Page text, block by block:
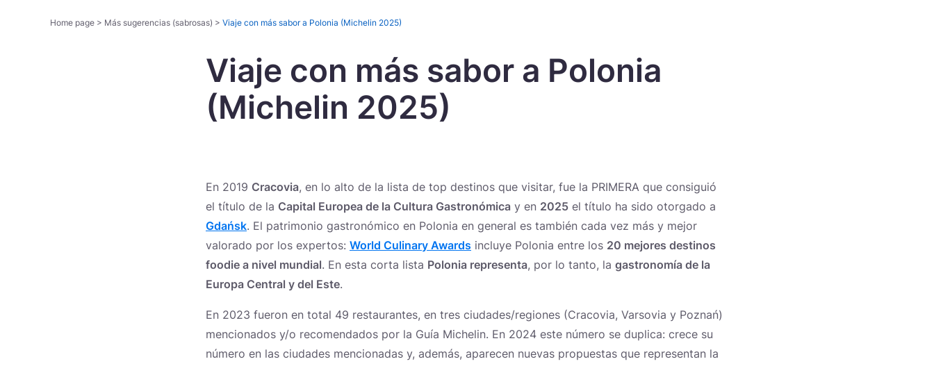
Novedades
Home page > Más sugerencias (sabrosas) > Viaje con más sabor a Polonia (Michelin 2025)
Viaje con más sabor a Polonia
(Michelin 2025)
En 2019 Cracovia, en lo alto de la lista de top destinos que visitar, fue la PRIMERA que consiguió
el título de la Capital Europea de la Cultura Gastronómica y en 2025 el título ha sido otorgado a
Gdańsk. El patrimonio gastronómico en Polonia en general es también cada vez más y mejor
valorado por los expertos: World Culinary Awards incluye Polonia entre los 20 mejores destinos
foodie a nivel mundial. En esta corta lista Polonia representa, por lo tanto, la gastronomía de la
Europa Central y del Este.
En 2023 fueron en total 49 restaurantes, en tres ciudades/regiones (Cracovia, Varsovia y Poznań)
mencionados y/o recomendados por la Guía Michelin. En 2024 este número se duplica: crece su
número en las ciudades mencionadas y, además, aparecen nuevas propuestas que representan la